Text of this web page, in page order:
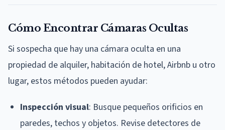
Cómo Encontrar Cámaras Ocultas
Si sospecha que hay una cámara oculta en una
propiedad de alquiler, habitación de hotel, Airbnb u otro
lugar, estos métodos pueden ayudar:
Inspección visual: Busque pequeños orificios en
paredes, techos y objetos. Revise detectores de